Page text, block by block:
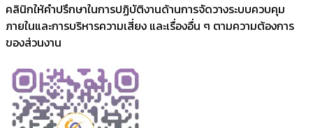
คลินิกให้คำปรึกษาในการปฏิบัติงานด้านการจัดวางระบบควบคุม
ภายในและการบริหารความเสี่ยง และเรื่องอื่น ๆ ตามความต้องการ
ของส่วนงาน